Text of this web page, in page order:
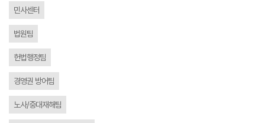
민사센터
법원팀
헌법행정팀
경영권 방어팀
노사/중대재해팀